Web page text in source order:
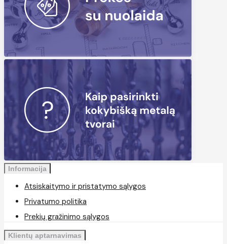
Informacija
Atsiskaitymo ir pristatymo sąlygos
Privatumo politika
Prekių gražinimo sąlygos
Klientų aptarnavimas